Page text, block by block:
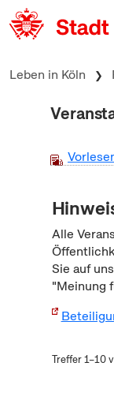
zum Inhalt springen
Leben in Köln
Alle
Sie auf
"Meinung
Treffer 1–10